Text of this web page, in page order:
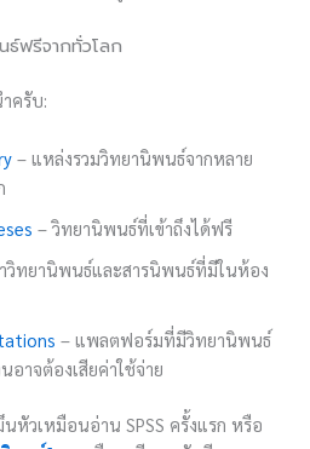
ธ์ฟรีจากทั่วโลก
ครับ:
– แหล่งรวมวิทยานิพนธ์จากหลาย
– วิทยานิพนธ์ที่เข้าถึงได้ฟรี
วิทยานิพนธ์และสารนิพนธ์ที่มีในห้อง
– แพลตฟอร์มที่มีวิทยานิพนธ์
อาจต้องเสียค่าใช้จ่าย
หัวเหมือนอ่าน SPSS ครั้งแรก หรือ